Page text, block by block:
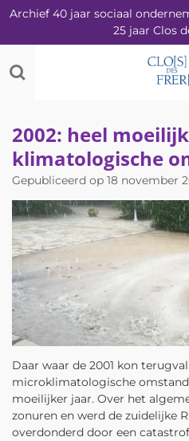
Ga
naar
de
hoofdinhoud
Archief 40 jaar sociaal
25 jaar Clos
2002: heel
klimatologische
Gepubliceerd op 18 november
Daar waar de 2001 kon
microklimatologische
moeilijker jaar. Over het
zonuren en werd de zuidelijke
overdonderd door een